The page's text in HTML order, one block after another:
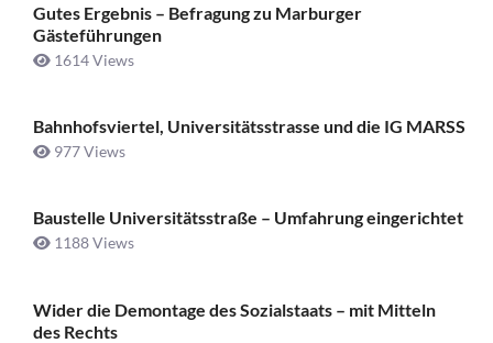
Gutes Ergebnis – Befragung zu Marburger
Gästeführungen
1614 Views
Bahnhofsviertel, Universitätsstrasse und die IG MARSS
977 Views
Baustelle Universitätsstraße ­– Umfahrung eingerichtet
1188 Views
Wider die Demontage des Sozialstaats – mit Mitteln
des Rechts